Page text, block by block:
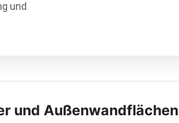
und
und Außenwandflächen